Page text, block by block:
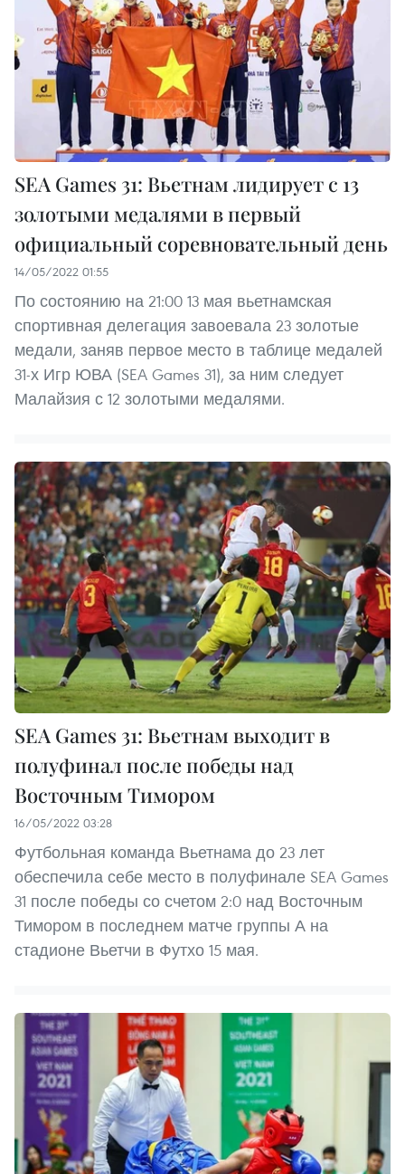
SEA Games 31: Вьетнам лидирует с 13
золотыми медалями в первый
официальный соревновательный день
14/05/2022 01:55
По состоянию на 21:00 13 мая вьетнамская
спортивная делегация завоевала 23 золотые
медали, заняв первое место в таблице медалей
31-х Игр ЮВА (SEA Games 31), за ним следует
Малайзия с 12 золотыми медалями.
SEA Games 31: Вьетнам выходит в
полуфинал после победы над
Восточным Тимором
16/05/2022 03:28
Футбольная команда Вьетнама до 23 лет
обеспечила себе место в полуфинале SEA Games
31 после победы со счетом 2:0 над Восточным
Тимором в последнем матче группы А на
стадионе Вьетчи в Футхо 15 мая.